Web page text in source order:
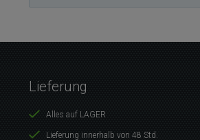
Lieferung
Alles auf LAGER
Lieferung innerhalb von 48 Std.